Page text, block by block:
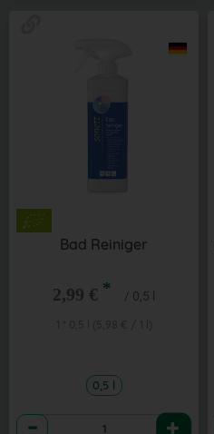
Bad Reiniger
2,99 € * / 0,5 l
0,5 l
Anzahl